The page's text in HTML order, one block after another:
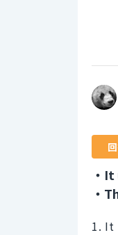
・
・
1. It